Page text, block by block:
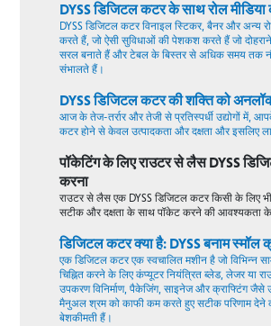
DYSS डिजिटल कटर के साथ रोल मीडिया
DYSS डिजिटल कटर विनाइल स्टिकर, बैनर और अन्य
करते हैं, जो ऐसी सुविधाओं की पेशकश करते हैं जो दोहराने
सरल बनाते हैं और टेबल के बिस्तर से अधिक समय तक
संभालते हैं।
DYSS डिजिटल कटर की शक्ति को
आज के तेज-तर्रार और तेजी से प्रतिस्पर्धी उद्योगों में,
कटर होने से केवल उत्पादकता और दक्षता और इसलिए
पॉकेटिंग के लिए राउटर से लैस DYSS
करना
राउटर से लैस एक DYSS डिजिटल कटर किसी के लिए
सटीक और दक्षता के साथ पॉकेट करने की आवश्यकता के
डिजिटल कटर क्या है: DYSS बनाम स्मॉल
एक डिजिटल कटर एक स्वचालित मशीन है जो विभिन्न
चिह्नित करने के लिए कंप्यूटर नियंत्रित ब्लेड, लेजर या
उपकरण विनिर्माण, पैकेजिंग, साइनेज और क्राफ्टिंग जैसे
मैनुअल श्रम को काफी कम करते हुए सटीक परिणाम देने
बेशकीमती हैं।